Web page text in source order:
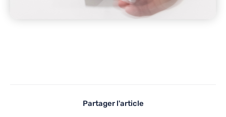
Partager l'article